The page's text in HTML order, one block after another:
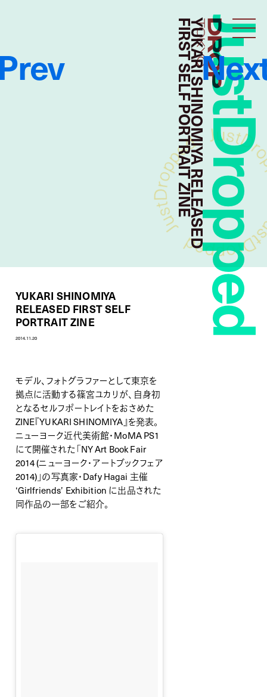
Droptokyo
YUKARI SHINOMIYA RELEASED
FIRST SELF PORTRAIT ZINE
YUKARI SHINOMIYA
RELEASED FIRST SELF
PORTRAIT ZINE
2014.11.20
モデル、フォトグラファーとして東京を
拠点に活動する篠宮ユカリが、自身初
となるセルフポートレイトをおさめた
ZINE『YUKARI SHINOMIYA』を発表。
ニューヨーク近代美術館・MoMA PS1
にて開催された「NY Art Book Fair
2014 (ニューヨーク・アートブックフェア
2014)」の写真家・Dafy Hagai 主催
‘Girlfriends’ Exhibition に出品された
同作品の一部をご紹介。